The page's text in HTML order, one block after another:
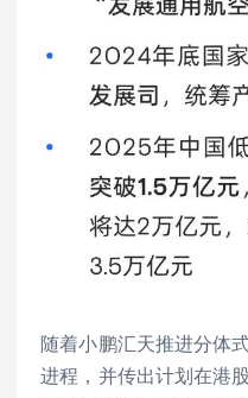
随着小鹏汇天推进分体
进程，并传出计划在港